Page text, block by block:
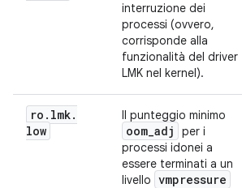
interruzione dei
processi (ovvero,
corrisponde alla
funzionalità del driver
LMK nel kernel).
ro . lmk.
low
Il punteggio minimo
oom_adj
per i
processi idonei a
essere terminati a un
livello vmpressure